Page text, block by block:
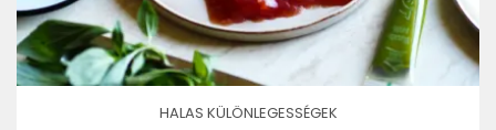
HALAS KÜLÖNLEGESSÉGEK